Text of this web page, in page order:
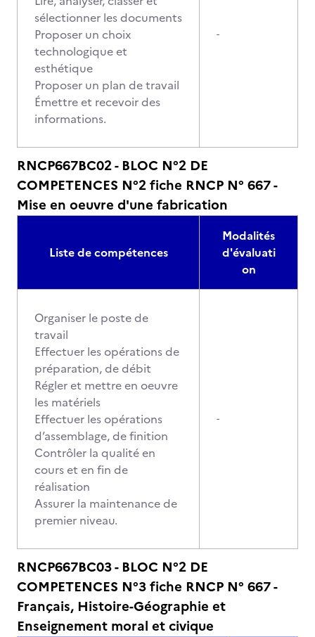
sélectionner les documents
Proposer un choix
technologique et
esthétique
Proposer un plan de travail
Émettre et recevoir des
informations.
-
RNCP667BC02 - BLOC N°2 DE
COMPETENCES N°2 fiche RNCP N° 667 -
Mise en oeuvre d'une fabrication
Liste de compétences
Modalités
d'évaluati
on
Organiser le poste de
travail
Effectuer les opérations de
préparation, de débit
Régler et mettre en oeuvre
les matériels
Effectuer les opérations
d’assemblage, de finition
Contrôler la qualité en
cours et en fin de
réalisation
Assurer la maintenance de
premier niveau.
-
RNCP667BC03 - BLOC N°2 DE
COMPETENCES N°3 fiche RNCP N° 667 -
Français, Histoire-Géographie et
Enseignement moral et civique